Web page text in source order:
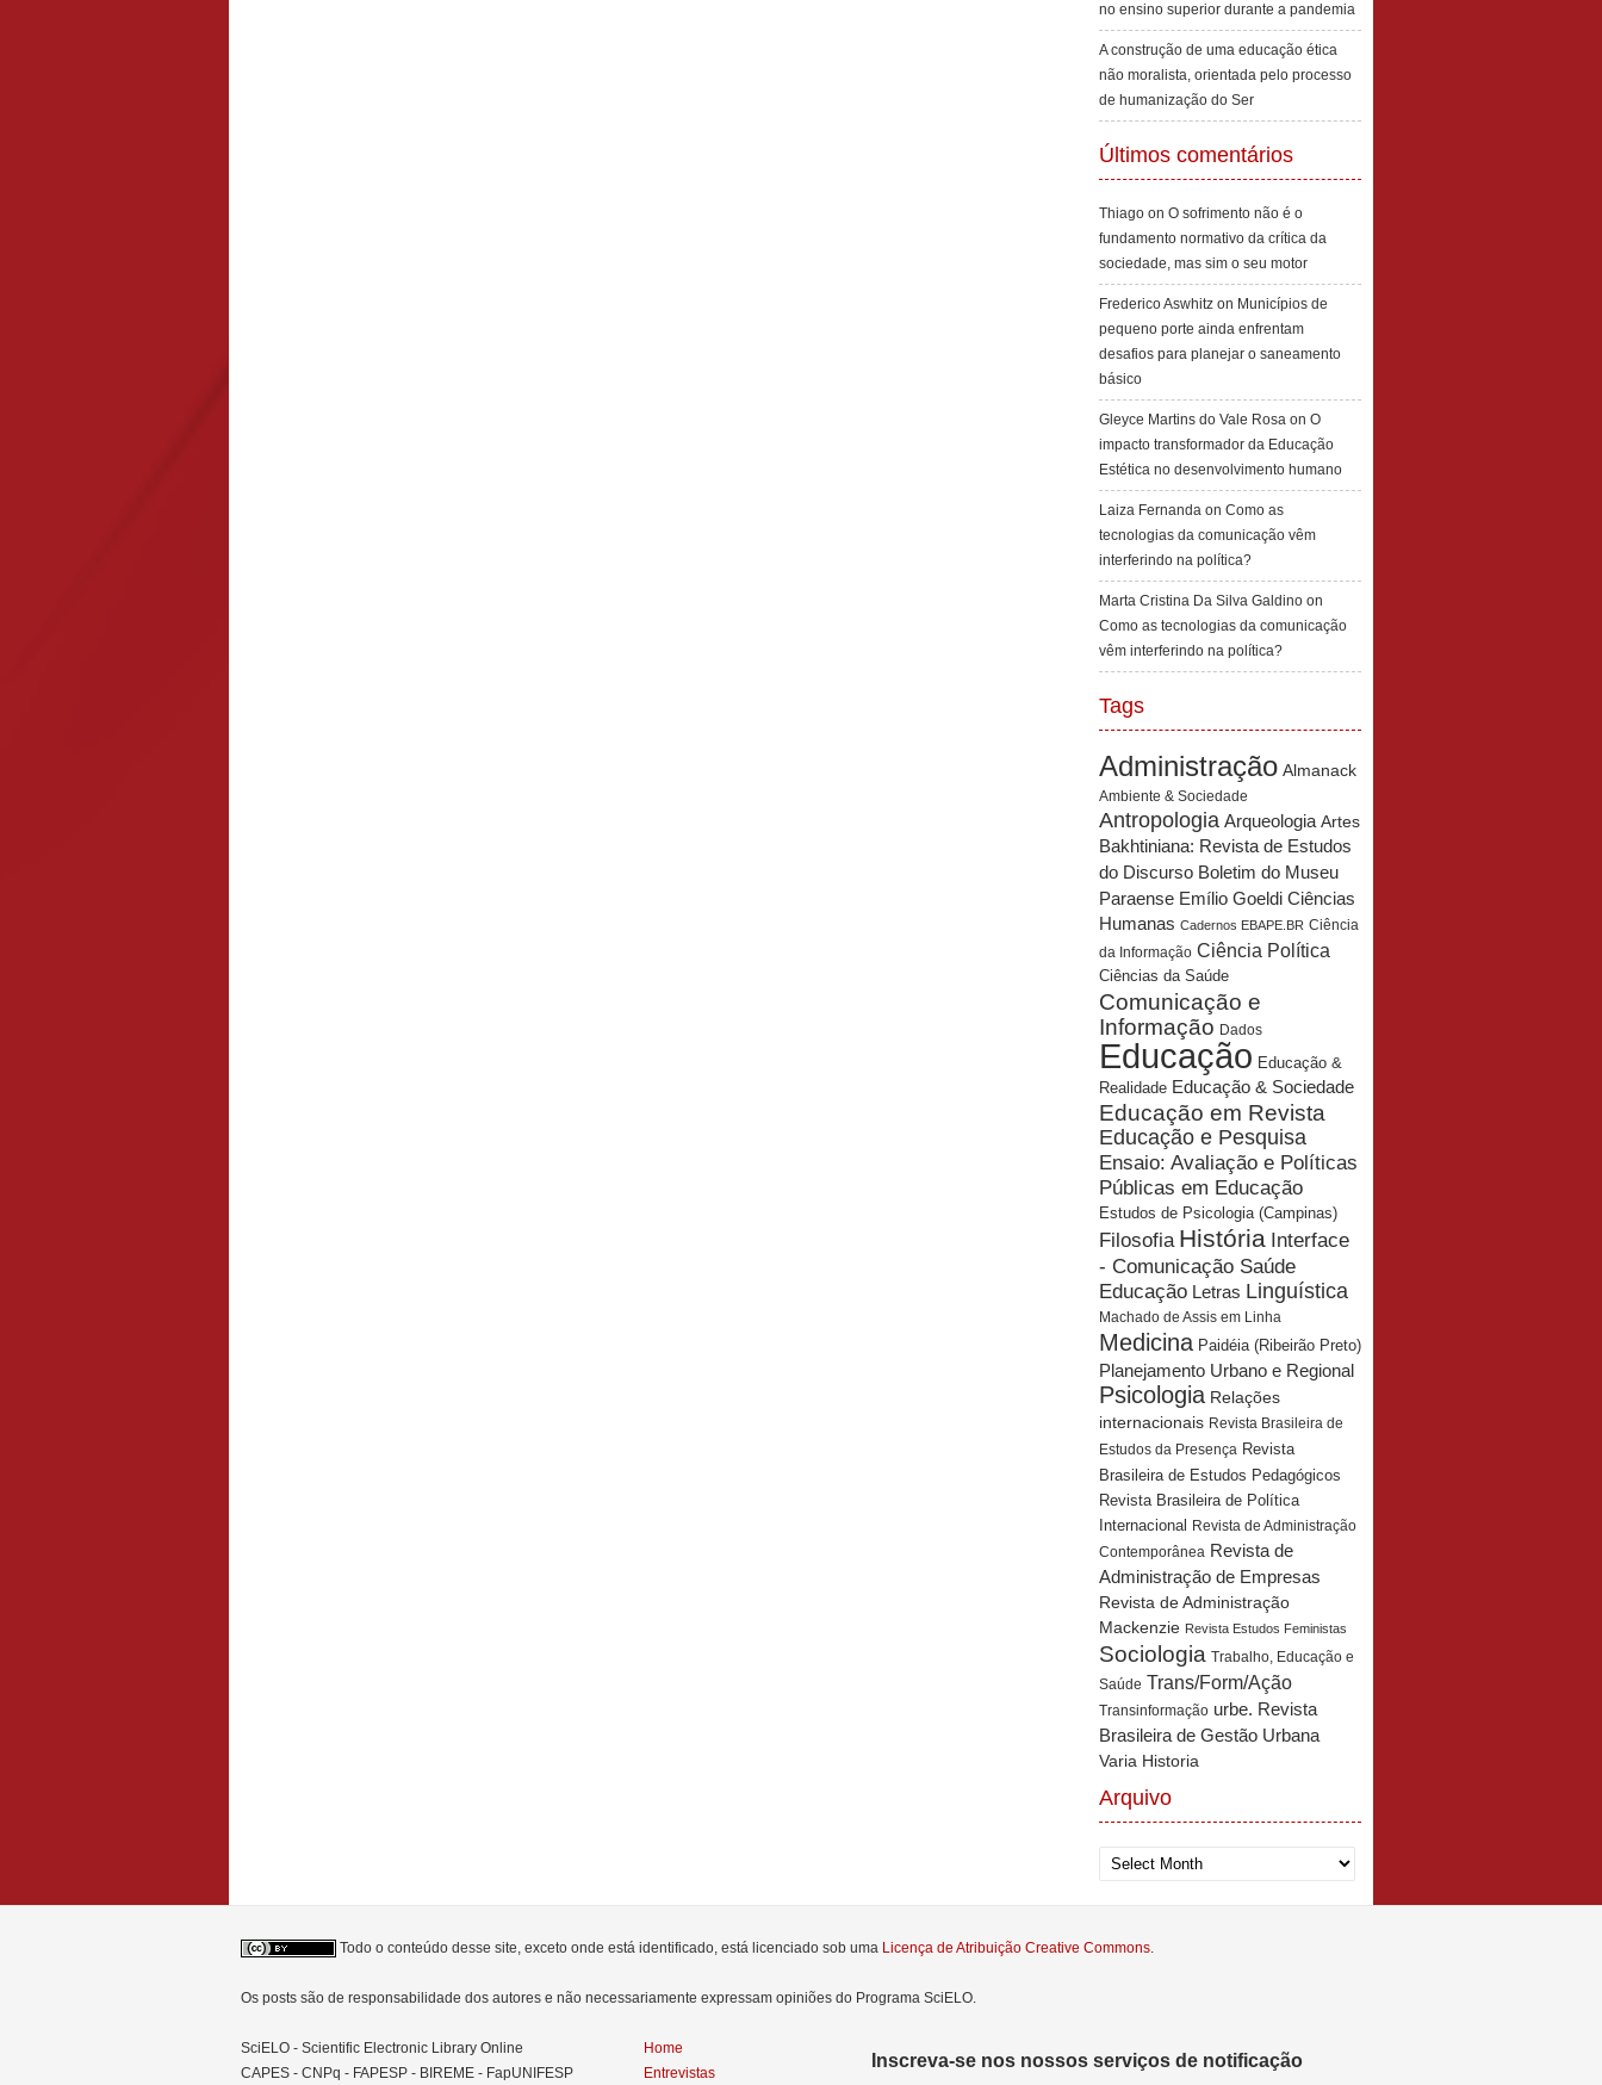
no ensino superior durante a pandemia
A construção de uma educação ética
não moralista, orientada pelo processo
de humanização do Ser
Últimos comentários
Thiago on O sofrimento não é o
fundamento normativo da crítica da
sociedade, mas sim o seu motor
Frederico Aswhitz on Municípios de
pequeno porte ainda enfrentam
desafios para planejar o saneamento
básico
Gleyce Martins do Vale Rosa on O
impacto transformador da Educação
Estética no desenvolvimento humano
Laiza Fernanda on Como as
tecnologias da comunicação vêm
interferindo na política?
Marta Cristina Da Silva Galdino on
Como as tecnologias da comunicação
vêm interferindo na política?
Tags
Administração Almanack
Ambiente & Sociedade
Antropologia Arqueologia Artes
Bakhtiniana: Revista de Estudos
do Discurso Boletim do Museu
Paraense Emílio Goeldi Ciências
Humanas Cadernos EBAPE.BR Ciência
da Informação Ciência Política
Ciências da Saúde
Comunicação e
Informação Dados
Educação Educação &
Realidade Educação & Sociedade
Educação em Revista
Educação e Pesquisa
Ensaio: Avaliação e Políticas
Públicas em Educação
Estudos de Psicologia (Campinas)
Filosofia História Interface
- Comunicação Saúde
Educação Letras Linguística
Machado de Assis em Linha
Medicina Paidéia (Ribeirão Preto)
Planejamento Urbano e Regional
Psicologia Relações
internacionais Revista Brasileira de
Estudos da Presença Revista
Brasileira de Estudos Pedagógicos
Revista Brasileira de Política
Internacional Revista de Administração
Contemporânea Revista de
Administração de Empresas
Revista de Administração
Mackenzie Revista Estudos Feministas
Sociologia Trabalho, Educação e
Saúde Trans/Form/Ação
Transinformação urbe. Revista
Brasileira de Gestão Urbana
Varia Historia
Arquivo
Arquivo
Todo o conteúdo desse site, exceto onde está identificado, está licenciado sob uma Licença de Atribuição Creative Commons.
Os posts são de responsabilidade dos autores e não necessariamente expressam opiniões do Programa SciELO.
SciELO - Scientific Electronic Library Online
CAPES - CNPq - FAPESP - BIREME - FapUNIFESP
Home
Entrevistas
Inscreva-se nos nossos serviços de notificação